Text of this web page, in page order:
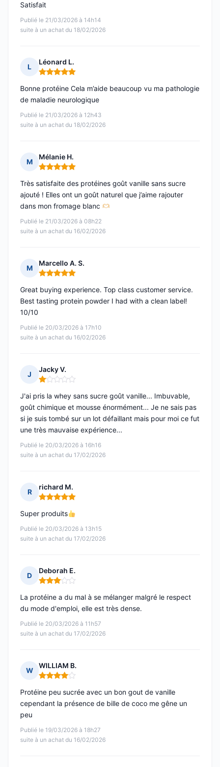
Publié le 21/03/2026 à 14h14
suite à un achat du 18/02/2026
Satisfait
L
Léonard L.
Note : 5 sur 5
Publié le 21/03/2026 à 12h43
suite à un achat du 18/02/2026
Bonne protéine Cela m’aide beaucoup vu ma pathologie
de maladie neurologique
M
Mélanie H.
Note : 5 sur 5
Publié le 21/03/2026 à 08h22
suite à un achat du 16/02/2026
Très satisfaite des protéines goût vanille sans sucre
ajouté ! Elles ont un goût naturel que j’aime rajouter
dans mon fromage blanc
M
Marcello A. S.
Note : 5 sur 5
Publié le 20/03/2026 à 17h10
suite à un achat du 16/02/2026
Great buying experience. Top class customer service.
Best tasting protein powder I had with a clean label!
10/10
J
Jacky V.
Note : 1 sur 5
Publié le 20/03/2026 à 16h16
suite à un achat du 17/02/2026
J'ai pris la whey sans sucre goût vanille... Imbuvable,
goût chimique et mousse énormément... Je ne sais pas
si je suis tombé sur un lot défaillant mais pour moi ce fut
une très mauvaise expérience...
R
richard M.
Note : 5 sur 5
Publié le 20/03/2026 à 13h15
suite à un achat du 17/02/2026
Super produits
D
Deborah E.
Note : 3 sur 5
Publié le 20/03/2026 à 11h57
suite à un achat du 17/02/2026
La protéine a du mal à se mélanger malgré le respect
du mode d'emploi, elle est très dense.
W
WILLIAM B.
Note : 4 sur 5
Publié le 19/03/2026 à 18h27
suite à un achat du 16/02/2026
Protéine peu sucrée avec un bon gout de vanille
cependant la présence de bille de coco me gêne un
peu